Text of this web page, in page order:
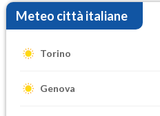
Meteo città italiane
Torino
Genova